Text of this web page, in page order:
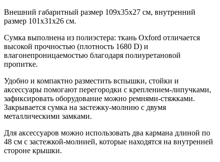
Внешний габаритный размер 109х35х27 см, внутренний
размер 101х31х26 см.
Сумка выполнена из полиэстера: ткань Oxford отличается
высокой прочностью (плотность 1680 D) и
влагонепроницаемостью благодаря полиуретановой
пропитке.
Удобно и компактно разместить вспышки, стойки и
аксессуары помогают перегородки с креплением-липучками,
зафиксировать оборудование можно ремнями-стяжками.
Закрывается сумка на застежку-молнию с двумя
металлическими замками.
Для аксессуаров можно использовать два кармана длиной по
48 см с застежкой-молнией, которые находятся на внутренней
стороне крышки.